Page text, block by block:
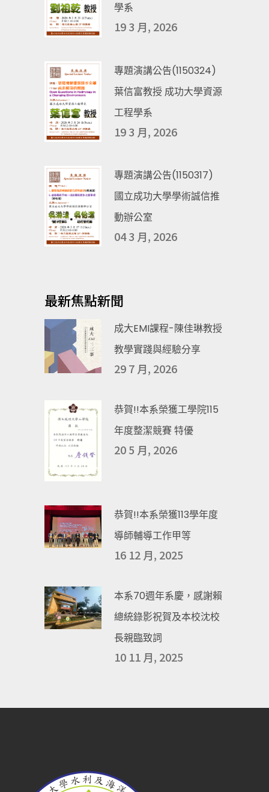
學系
19 3 月, 2026
專題演講公告(1150324)
葉信富教授 成功大學資源
工程學系
19 3 月, 2026
專題演講公告(1150317)
國立成功大學學術誠信推
動辦公室
04 3 月, 2026
最新焦點新聞
成大EMI課程-陳佳琳教授
教學實踐與經驗分享
29 7 月, 2026
恭賀!!本系榮獲工學院115
年度整潔競賽 特優
20 5 月, 2026
恭賀!!本系榮獲113學年度
導師輔導工作甲等
16 12 月, 2025
本系70週年系慶，感謝賴
總統錄影祝賀及本校沈校
長親臨致詞
10 11 月, 2025